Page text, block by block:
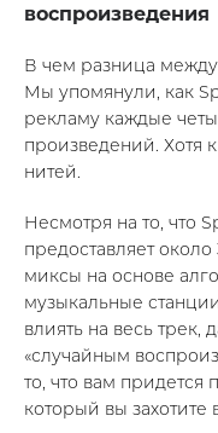
воспроизведения
В чем разница
Мы упомянули, как
рекламу каждые
произведений. Хотя
нитей.
Несмотря на то, что
предоставляет
миксы на основе
музыкальные
влиять на весь
«случайным
то, что вам придется
который вы захотите